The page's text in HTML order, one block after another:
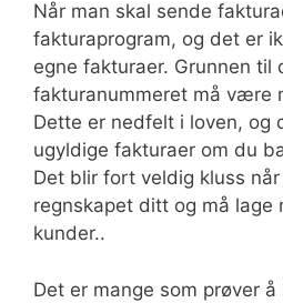
Når man skal sende
fakturaprogram, og det er
egne fakturaer. Grunnen til
fakturanummeret må være
Dette er nedfelt i loven, og
ugyldige fakturaer om du
Det blir fort veldig kluss
regnskapet ditt og må lage
kunder..
Det er mange som prøver å